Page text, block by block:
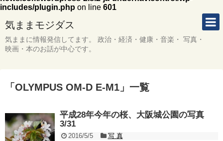
includes/plugin.php on line 601
気ままモジダス
気ままに情報発信してます。 政治・経済・健康・音楽・ 写真・
映画・本のお話が中心です。
「 OLYMPUS OM-D E-M1 」 一覧
平成28年今年の桜、大阪城公園の写真
3/31
2016/5/5
写 真